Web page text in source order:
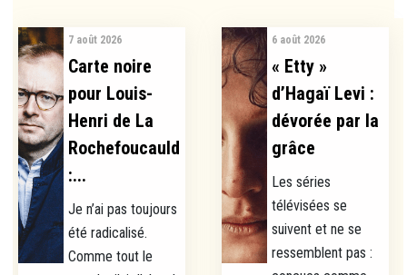
7 août 2026
Carte noire
pour Louis-
Henri de La
Rochefoucauld
:...
Je n’ai pas toujours
été radicalisé.
Comme tout le
6 août 2026
« Etty »
d’Hagaï Levi :
dévorée par la
grâce
Les séries
télévisées se
suivent et ne se
ressemblent pas :